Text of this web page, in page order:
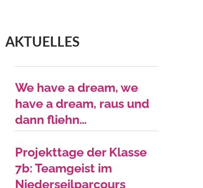
AKTUELLES
We have a dream, we
have a dream, raus und
dann fliehn…
Projekttage der Klasse
7b: Teamgeist im
Niederseilparcours